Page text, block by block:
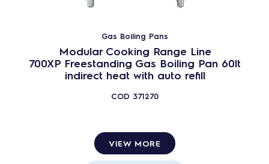
Gas Boiling Pans
Modular Cooking Range Line
700XP Freestanding Gas Boiling Pan 60lt
indirect heat with auto refill
COD 371270
VIEW MORE